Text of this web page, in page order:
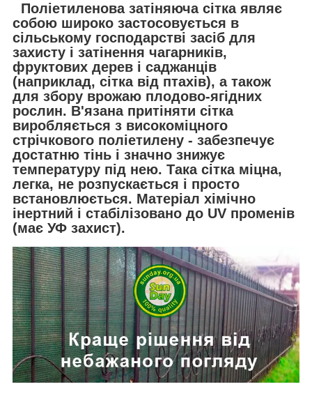
Поліетиленова затіняюча сіткаявляє
собою широко застосовується в
сільському господарстві засіб для
захисту і затінення чагарників,
фруктових дерев і саджанців
(наприклад, сітка від птахів), а також
для збору врожаю плодово-ягідних
рослин. В'язана притіняти сітка
виробляється з високоміцного
стрічкового поліетилену - забезпечує
достатню тінь і значно знижує
температуру під нею. Така сітка міцна,
легка, не розпускається і просто
встановлюється. Матеріал хімічно
інертний і стабілізовано до UV променів
(має УФ захист).